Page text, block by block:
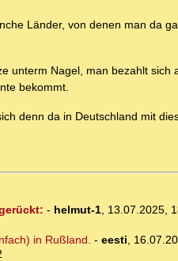
Länder, von denen man da
unterm Nagel, man bezahlt sich
bekommt.
denn da in Deutschland mit
- helmut-1, 13.07.2025,
in Rußland. - eesti,